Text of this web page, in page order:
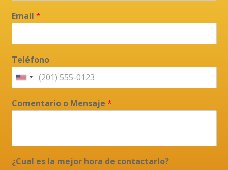
Email *
Teléfono
Comentario o Mensaje *
¿Cual es la mejor hora de contactarlo?